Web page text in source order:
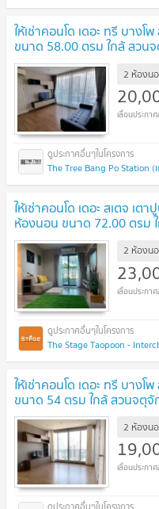
ให้เช่าคอนโด เดอะ ทรี บาง
ขนาด 58.00 ตรม ใกล้ สวน
2 ห้องน
The Tree Bang Po Station (
ให้เช่าคอนโด เดอะ สเตจ เต
ห้องนอน ขนาด 72.00 ตรม
2 ห้องน
The Stage Taopoon -
ให้เช่าคอนโด เดอะ ทรี บาง
ขนาด 54 ตรม ใกล้ สวนจตุจั
2 ห้องน